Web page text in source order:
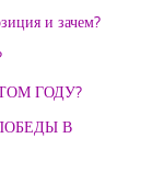
и зачем?
ГОДУ?
В